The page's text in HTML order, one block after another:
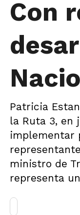
Con
Patricia
la Ruta 3, en
implementar
ministro de
representa